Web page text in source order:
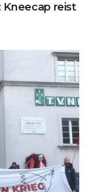
Kneecap reist